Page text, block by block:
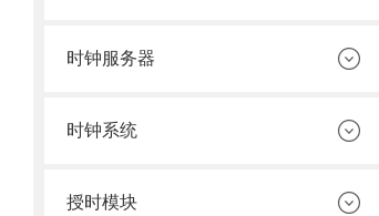
时钟服务器
时钟系统
授时模块